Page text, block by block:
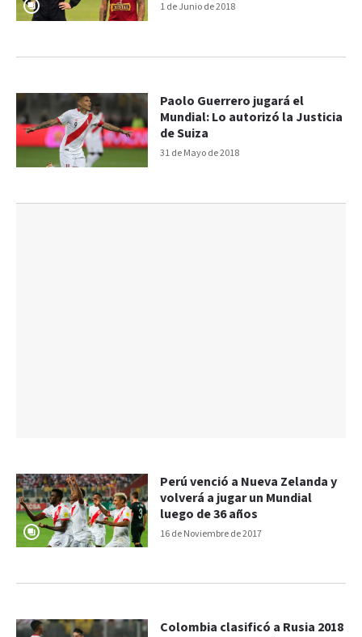
1 de Junio de 2018
31 de Mayo de 2018
Paolo Guerrero jugará el
Mundial: Lo autorizó la Justicia
de Suiza
16 de Noviembre de 2017
Perú venció a Nueva Zelanda y
volverá a jugar un Mundial
luego de 36 años
Colombia clasificó a Rusia 2018